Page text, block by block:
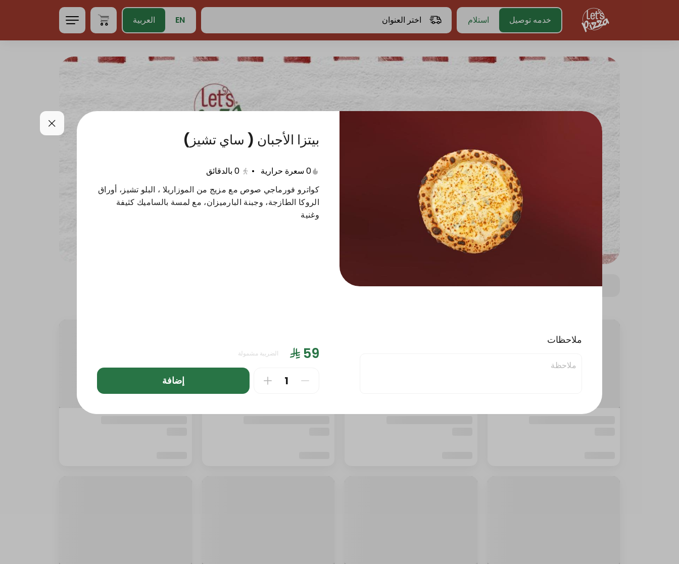
خدمه توصيل
استلام اختر العنوان EN العربية
ملاحظات
بيتزا الأجبان ( ساي تشيز)
0 سعرة حرارية •
0 بالدقائق
كواترو فورماجي صوص مع مزيج من الموزاريلا ، البلو تشيز، أوراق
الروكا الطازجة، وجبنة البارميزان، مع لمسة بالساميك كثيفة
وغنية
الضريبة مشمولة
إضافة